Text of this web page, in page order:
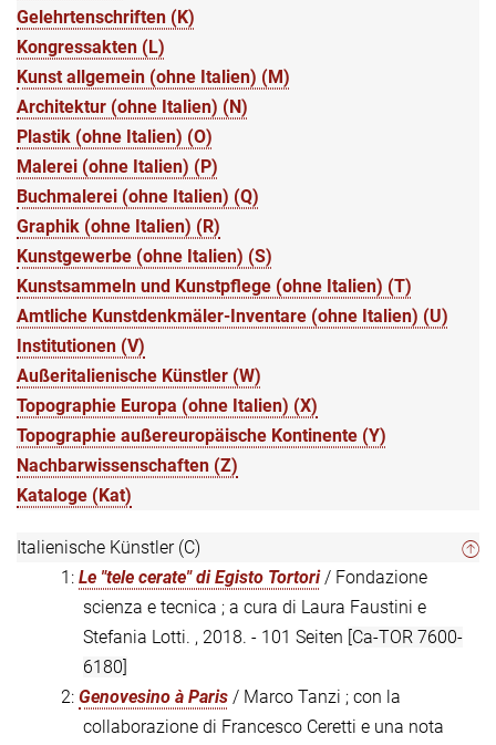
Gelehrtenschriften (K)
Kongressakten (L)
Kunst allgemein (ohne Italien) (M)
Architektur (ohne Italien) (N)
Plastik (ohne Italien) (O)
Malerei (ohne Italien) (P)
Buchmalerei (ohne Italien) (Q)
Graphik (ohne Italien) (R)
Kunstgewerbe (ohne Italien) (S)
Kunstsammeln und Kunstpflege (ohne Italien) (T)
Amtliche Kunstdenkmäler-Inventare (ohne Italien) (U)
Institutionen (V)
Außeritalienische Künstler (W)
Topographie Europa (ohne Italien) (X)
Topographie außereuropäische Kontinente (Y)
Nachbarwissenschaften (Z)
Kataloge (Kat)
Italienische Künstler (C)
1: Le "tele cerate" di Egisto Tortori/ Fondazione
scienza e tecnica ; a cura di Laura Faustini e
Stefania Lotti. , 2018. - 101 Seiten [Ca-TOR 7600-
6180]
2: Genovesino à Paris / Marco Tanzi ; con la
collaborazione di Francesco Ceretti e una nota